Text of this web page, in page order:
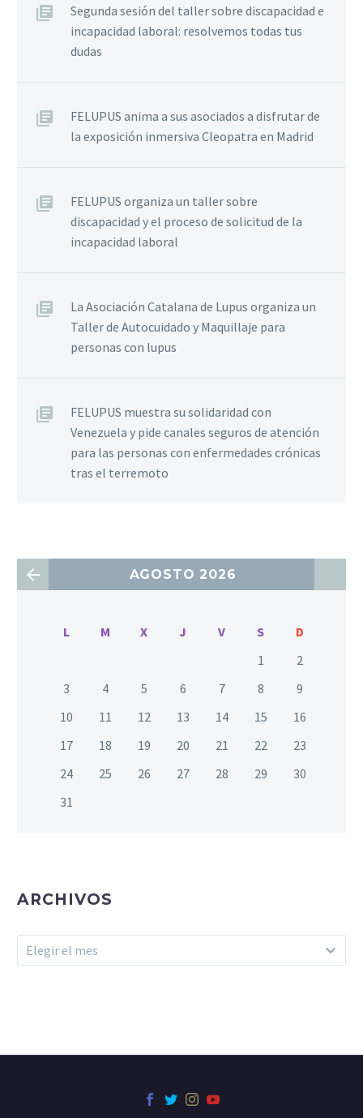
Segunda sesión del taller sobre discapacidad e
incapacidad laboral: resolvemos todas tus
dudas
FELUPUS anima a sus asociados a disfrutar de
la exposición inmersiva Cleopatra en Madrid
FELUPUS organiza un taller sobre
discapacidad y el proceso de solicitud de la
incapacidad laboral
La Asociación Catalana de Lupus organiza un
Taller de Autocuidado y Maquillaje para
personas con lupus
FELUPUS muestra su solidaridad con
Venezuela y pide canales seguros de atención
para las personas con enfermedades crónicas
tras el terremoto
AGOSTO 2026
L M X J V S
D
1
2
3
4 5 6 7 8
9
10
11 12 13 14 15
16
17
18 19 20 21 22
23
24
25 26 27 28 29
30
31
ARCHIVOS
Archivos
Elegir el mes